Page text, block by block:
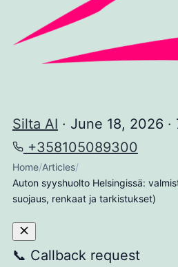
Silta AI · June 18, 2026 ·
+358105089300
Home/Articles/
Auton syyshuolto Helsingissä:
suojaus, renkaat ja tarkistukset)
📞 Callback request